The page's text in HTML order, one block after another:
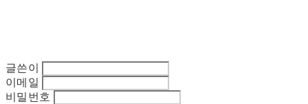
글쓴이
이메일
비밀번호